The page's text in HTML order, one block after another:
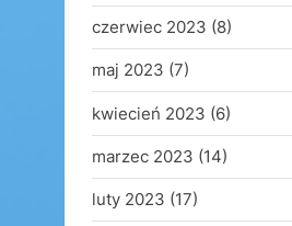
czerwiec 2023 (8)
maj 2023 (7)
kwiecień 2023 (6)
marzec 2023 (14)
luty 2023 (17)